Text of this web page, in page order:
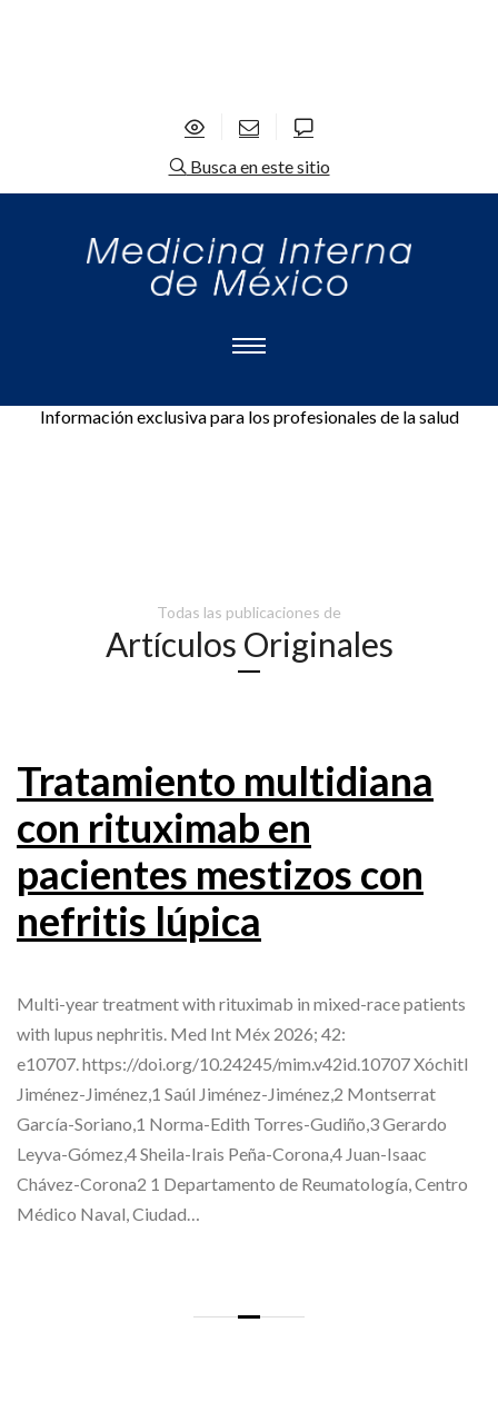
Busca en este sitio
Información exclusiva para los profesionales de la salud
Todas las publicaciones de
Artículos Originales
Tratamiento multidiana
con rituximab en
pacientes mestizos con
nefritis lúpica
Multi-year treatment with rituximab in mixed-race patients
with lupus nephritis. Med Int Méx 2026; 42:
e10707. https://doi.org/10.24245/mim.v42id.10707 Xóchitl
Jiménez-Jiménez,1 Saúl Jiménez-Jiménez,2 Montserrat
García-Soriano,1 Norma-Edith Torres-Gudiño,3 Gerardo
Leyva-Gómez,4 Sheila-Irais Peña-Corona,4 Juan-Isaac
Chávez-Corona2 1 Departamento de Reumatología, Centro
Médico Naval, Ciudad…